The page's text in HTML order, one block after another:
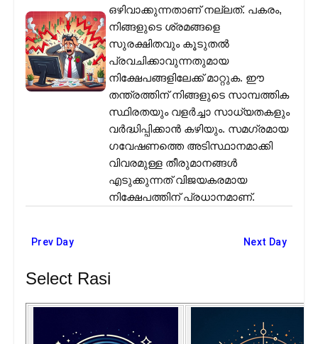
ഒഴിവാക്കുന്നതാണ് നല്ലത്. പകരം,
നിങ്ങളുടെ ശ്രമങ്ങളെ
സുരക്ഷിതവും കൂടുതൽ
പ്രവചിക്കാവുന്നതുമായ
നിക്ഷേപങ്ങളിലേക്ക് മാറ്റുക. ഈ
തന്ത്രത്തിന് നിങ്ങളുടെ സാമ്പത്തിക
സ്ഥിരതയും വളർച്ചാ സാധ്യതകളും
വർദ്ധിപ്പിക്കാൻ കഴിയും. സമഗ്രമായ
ഗവേഷണത്തെ അടിസ്ഥാനമാക്കി
വിവരമുള്ള തീരുമാനങ്ങൾ
എടുക്കുന്നത് വിജയകരമായ
നിക്ഷേപത്തിന് പ്രധാനമാണ്.
Prev Day Next Day
Select Rasi